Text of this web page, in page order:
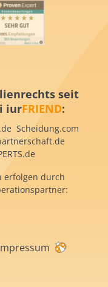
seit
iurFRIEND:
Scheidung.com
erfolgen durch